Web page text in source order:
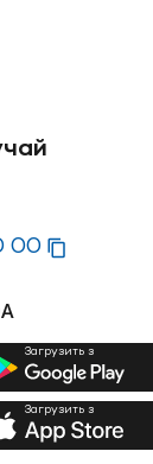
00
Загрузить з
Загрузить з